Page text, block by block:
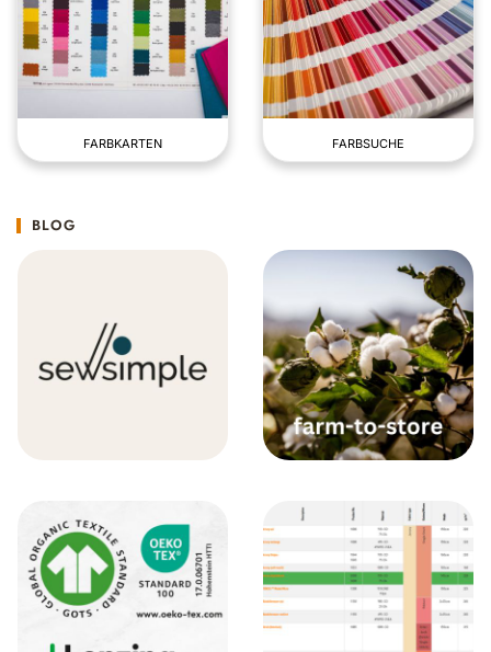
FARBKARTEN FARBSUCHE
BLOG